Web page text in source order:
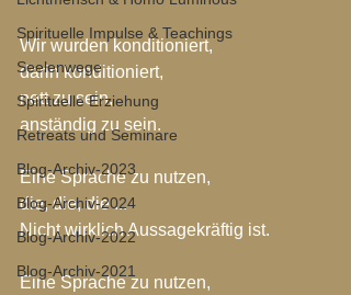
Spirituelle Impulse & Teachings
Seelenwege
Spirituelle Erziehung
Retreats und Seminare
Blog-Archiv-2023
Blog-Archiv-2024
Blog-Archiv-2022
Blog-Archiv-2021
Wir wurden konditioniert,
darin konditioniert,
nett zu sein,
anständig zu sein.
Eine Sprache zu nutzen,
die, die, die ...
Nicht wirklich Aussagekräftig ist.
Eine Sprache zu nutzen,